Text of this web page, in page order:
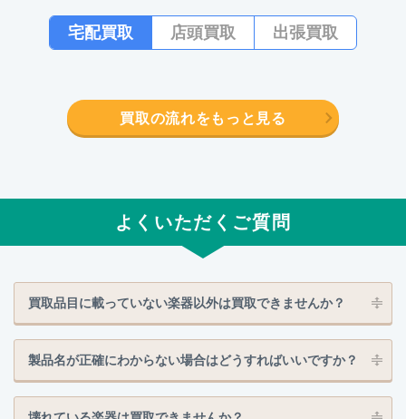
宅配買取 店頭買取 出張買取
買取の流れをもっと見る
よくいただくご質問
買取品目に載っていない楽器以外は買取できませんか？
製品名が正確にわからない場合はどうすればいいですか？